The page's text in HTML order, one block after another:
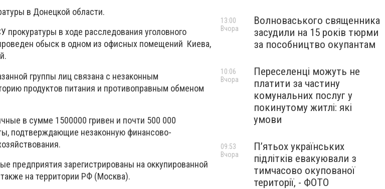
в Донецкой области.
в ходе расследования уголовного
обыск в одном из офисных помещений Киева,
группы лиц связана с незаконным
продуктов питания и противоправным обменом
в сумме 1500000 гривен и почти 500 000
подтверждающие незаконную финансово-
предприятия зарегистрированы на оккупированной
на территории РФ (Москва).
Волноваського священника
засудили на 15 років тюрми
за пособництво окупантам
13:00
Вчора
Переселенці можуть не
платити за частину
комунальних послуг у
покинутому житлі: які
умови
10:06
Вчора
П’ятьох українських
підлітків евакуювали з
тимчасово окупованої
території, - ФОТО
09:53
Вчора